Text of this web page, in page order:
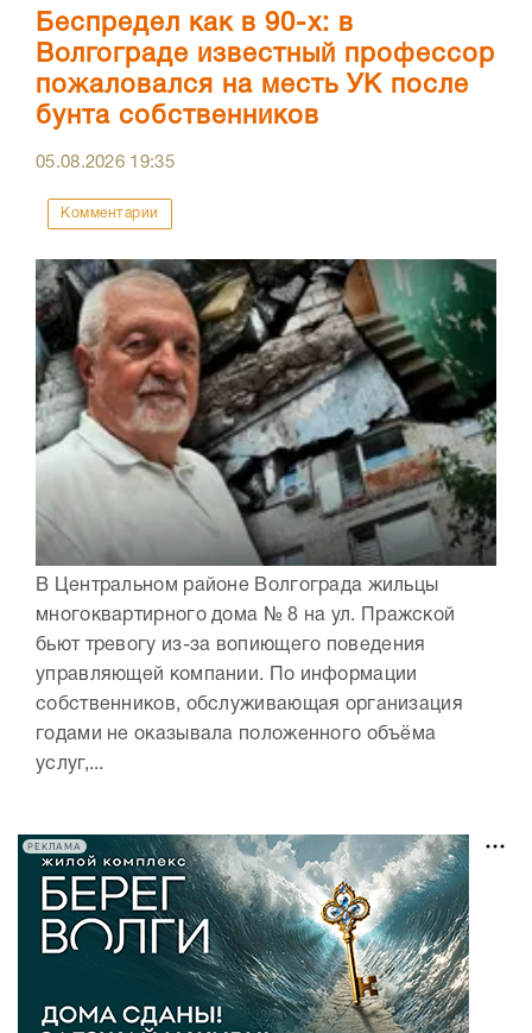
Беспредел как в 90-х: в
Волгограде известный профессор
пожаловался на месть УК после
бунта собственников
05.08.2026 19:35
Комментарии
В Центральном районе Волгограда жильцы
многоквартирного дома № 8 на ул. Пражской
бьют тревогу из-за вопиющего поведения
управляющей компании. По информации
собственников, обслуживающая организация
годами не оказывала положенного объёма
услуг,...
РЕКЛАМА